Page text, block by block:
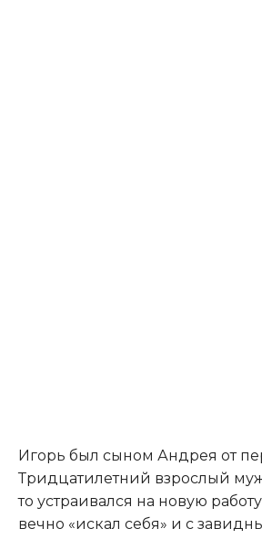
Игорь был сыном Андрея от
Тридцатилетний взрослый
то устраивался на новую
вечно «искал себя» и с